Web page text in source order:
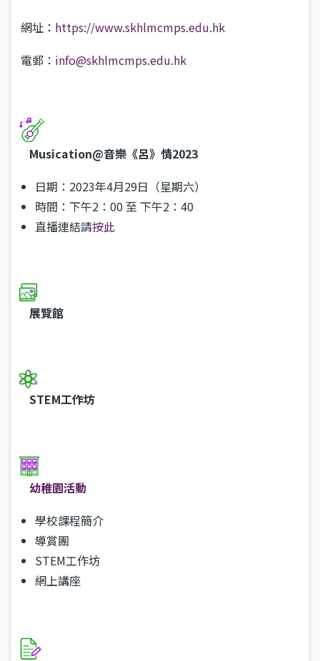
網址： https://www.skhlmcmps.edu.hk
電郵： info@skhlmcmps.edu.hk
Musication@音樂《呂》情2023
日期：2023年4月29日（星期六）
時間：下午2：00 至 下午2：40
直播連結請按此
展覽館
STEM工作坊
幼稚園活動
學校課程簡介
導賞團
STEM工作坊
網上講座